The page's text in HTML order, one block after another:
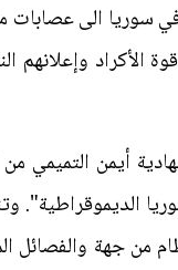
كان التنظيم قد تحول في سوريا
وإعلانهم
أيمن التميمي من
الديموقراطية".
من جهة والفصائل